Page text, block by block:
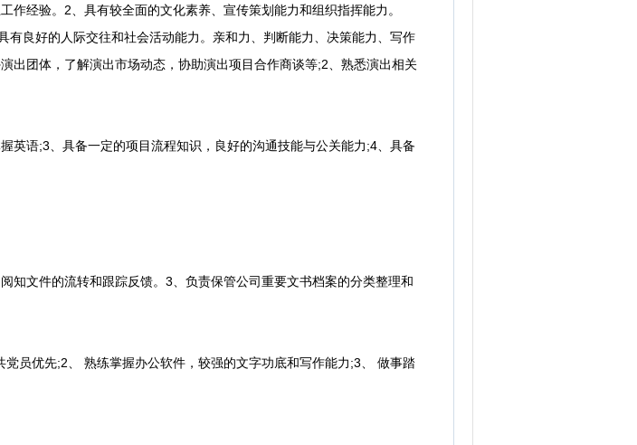
经验。2、具有较全面的文化素养、宣传策划能力和组织指挥能力。
良好的人际交往和社会活动能力。亲和力、判断能力、决策能力、写作
出团体，了解演出市场动态，协助演出项目合作商谈等;2、熟悉演出相关
语;3、具备一定的项目流程知识，良好的沟通技能与公关能力;4、具备
文件的流转和跟踪反馈。3、负责保管公司重要文书档案的分类整理和
优先;2、 熟练掌握办公软件，较强的文字功底和写作能力;3、 做事踏